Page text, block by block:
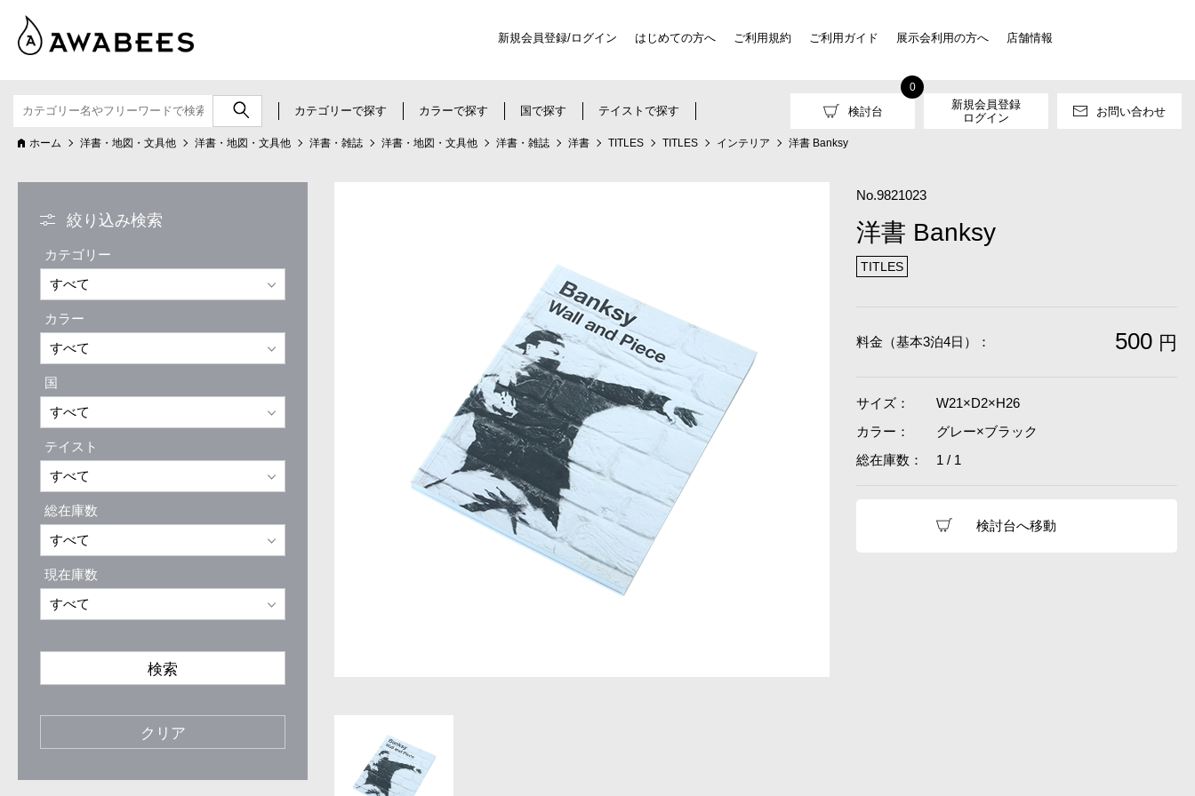
新規会員登録/ログイン はじめての方へ ご利用規約 ご利用ガイド 展示会利用の方へ 店舗情報
カテゴリーで探す カラーで探す 国で探す テイストで探す 検討台
0
新規会員登録
ログイン
お問い合わせ
ホーム 洋書・地図・文具他 洋書・地図・文具他 洋書・雑誌 洋書・地図・文具他 洋書・雑誌 洋書 TITLES TITLES インテリア 洋書 Banksy
絞り込み検索
カテゴリー
カラー
国
テイスト
総在庫数
現在庫数
検索
No.9821023
洋書 Banksy
TITLES
料金（基本3泊4日）： 500 円
サイズ：
W21×D2×H26
カラー：
グレー×ブラック
総在庫数：
1 / 1
検討台へ移動